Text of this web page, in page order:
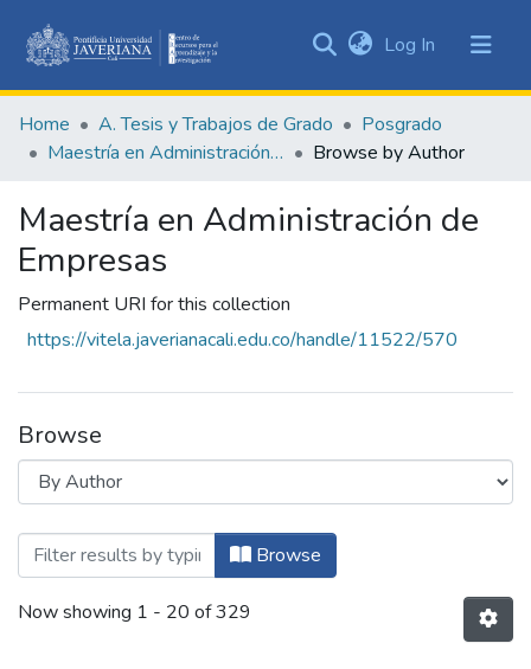
&
Collections
Log In (current)
Home A. Tesis y Trabajos de Grado
Posgrado
Maestría en Administración de Empresas
Browse by Author
Maestría en Administración de
Empresas
Permanent URI for this collection
https://vitela.javerianacali.edu.co/handle/11522/570
Browse
Browsing Maestría en Administración
Browse
Now showing 1 - 20 of 329